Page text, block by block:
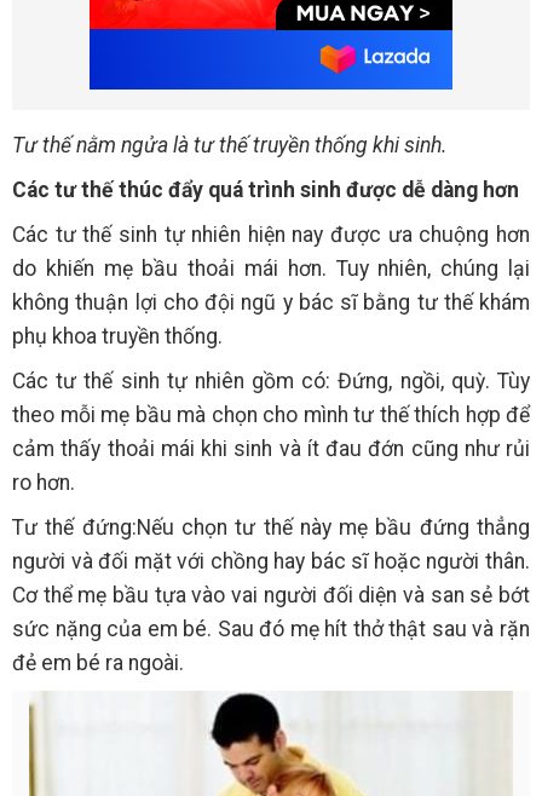
Tư thế nằm ngửa là tư thế truyền thống khi sinh.
Các tư thế thúc đẩy quá trình sinh được dễ dàng hơn
Các tư thế sinh tự nhiên hiện nay được ưa chuộng hơn
do khiến mẹ bầu thoải mái hơn. Tuy nhiên, chúng lại
không thuận lợi cho đội ngũ y bác sĩ bằng tư thế khám
phụ khoa truyền thống.
Các tư thế sinh tự nhiên gồm có: Đứng, ngồi, quỳ. Tùy
theo mỗi mẹ bầu mà chọn cho mình tư thế thích hợp để
cảm thấy thoải mái khi sinh và ít đau đớn cũng như rủi
ro hơn.
Tư thế đứng:Nếu chọn tư thế này mẹ bầu đứng thẳng
người và đối mặt với chồng hay bác sĩ hoặc người thân.
Cơ thể mẹ bầu tựa vào vai người đối diện và san sẻ bớt
sức nặng của em bé. Sau đó mẹ hít thở thật sau và rặn
đẻ em bé ra ngoài.